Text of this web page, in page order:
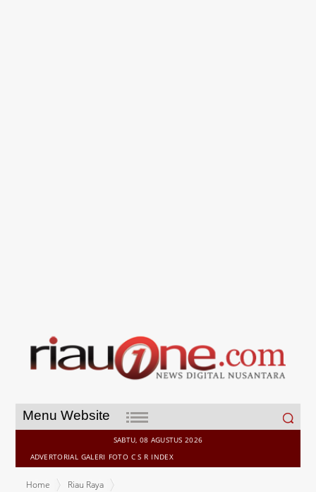
Menu Website
Search
for:
SABTU, 08 AGUSTUS 2026
ADVERTORIAL GALERI FOTO C S R INDEX
Home
Riau Raya